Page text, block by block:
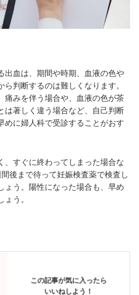
出血は、期間や時期、血液の色や
ら判断するのは難しくなります。
痛みを伴う場合や、血液の色が茶
は著しく違う場合など、自己判断
めに婦人科で受診することがおす
、すぐに終わってしまった場合な
後まで待って妊娠検査薬で検査し
ょう。陽性になった場合も、早め
ょう。
この記事が気に入ったら
いいねしよう！